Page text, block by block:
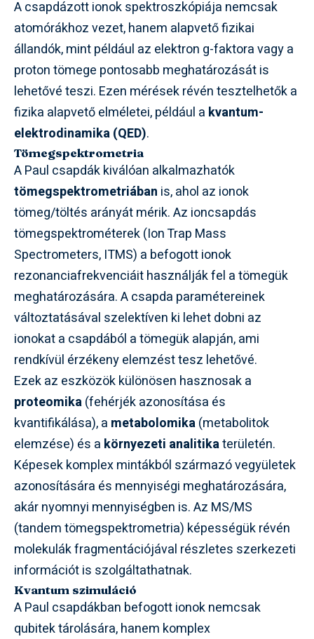
A csapdázott ionok spektroszkópiája nemcsak
atomórákhoz vezet, hanem alapvető fizikai
állandók, mint például az elektron g-faktora vagy a
proton tömege pontosabb meghatározását is
lehetővé teszi. Ezen mérések révén tesztelhetők a
fizika alapvető elméletei, például a kvantum-
elektrodinamika (QED).
Tömegspektrometria
A Paul csapdák kiválóan alkalmazhatók
tömegspektrometriában is, ahol az ionok
tömeg/töltés arányát mérik. Az ioncsapdás
tömegspektrométerek (Ion Trap Mass
Spectrometers, ITMS) a befogott ionok
rezonanciafrekvenciáit használják fel a tömegük
meghatározására. A csapda paramétereinek
változtatásával szelektíven ki lehet dobni az
ionokat a csapdából a tömegük alapján, ami
rendkívül érzékeny elemzést tesz lehetővé.
Ezek az eszközök különösen hasznosak a
proteomika(fehérjék azonosítása és
kvantifikálása), a metabolomika(metabolitok
elemzése) és a környezeti analitikaterületén.
Képesek komplex mintákból származó vegyületek
azonosítására és mennyiségi meghatározására,
akár nyomnyi mennyiségben is. Az MS/MS
(tandem tömegspektrometria) képességük révén
molekulák fragmentációjával részletes szerkezeti
információt is szolgáltathatnak.
Kvantum szimuláció
A Paul csapdákban befogott ionok nemcsak
qubitek tárolására, hanem komplex